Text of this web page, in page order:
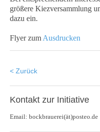
größere Kiezversammlung
dazu ein.
Flyer zum Ausdrucken
< Zurück
Kontakt zur Initiative
Email: bockbrauerei(ät)posteo.de